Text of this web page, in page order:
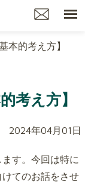
本的考え方】
考え方】
2024年04月01日
す。今回は特に
てのお話をさせ